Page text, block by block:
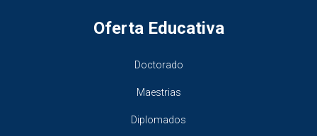
Oferta Educativa
Doctorado
Maestrias
Diplomados